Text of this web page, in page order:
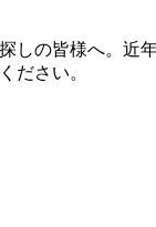
しの皆様へ。近
ださい。